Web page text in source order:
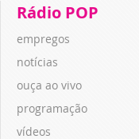
Rádio POP
empregos
notícias
ouça ao vivo
programação
vídeos